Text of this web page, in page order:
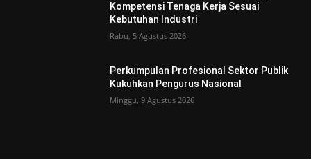
Kompetensi Tenaga Kerja Sesuai
Kebutuhan Industri
Rabu, 5 Agustus 2026
Perkumpulan Profesional Sektor Publik
Kukuhkan Pengurus Nasional
Minggu, 9 Agustus 2026